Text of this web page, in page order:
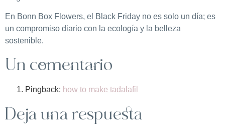
En Bonn Box Flowers, el Black Friday no es solo un día; es
un compromiso diario con la ecología y la belleza
sostenible.
Un comentario
Pingback: how to make tadalafil
Deja una respuesta